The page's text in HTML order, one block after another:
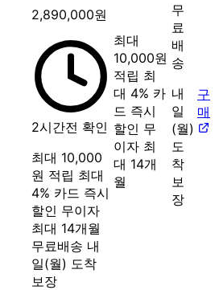
2,890,000원
2시간전 확인
최대 10,000
원 적립 최대
4% 카드 즉시
할인 무이자
최대 14개월
무료배송 내
일(월) 도착
보장
최대
10,000원
적립 최
대 4% 카
드 즉시
할인 무
이자 최
대 14개
월
무
료
배
송
내
일
(월)
도
착
보
장
구
매